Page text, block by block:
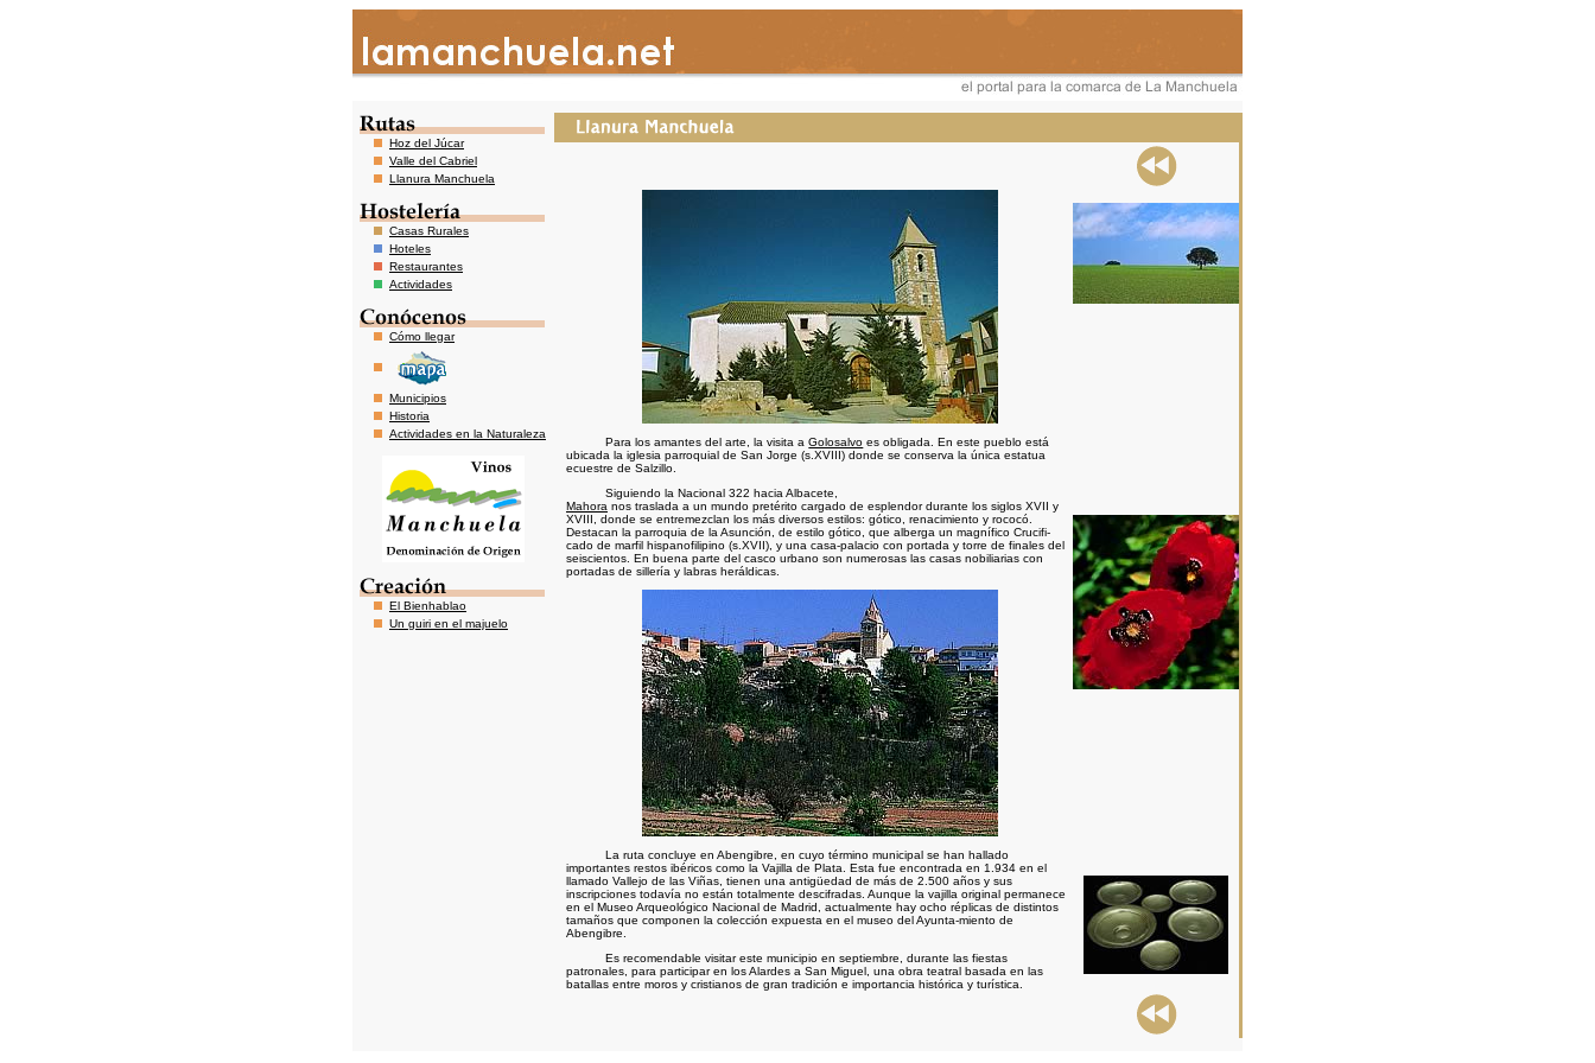
Hoz del Júcar
Valle del Cabriel
Llanura Manchuela
Casas Rurales
Hoteles
Restaurantes
Actividades
Cómo llegar
Municipios
Historia
Actividades en la Naturaleza
El Bienhablao
Un guiri en el majuelo
Para los amantes del arte, la visita aGolosalvo es obligada. En este pueblo está
ubicada la iglesia parroquial de San Jorge (s.XVIII) donde se conserva la única estatua
ecuestre de Salzillo.
Siguiendo la Nacional 322 hacia Albacete,
Mahora nos traslada a un mundo pretérito cargado de esplendor durante los siglos XVII y
XVIII, donde se entremezclan los más diversos estilos: gótico, renacimiento y rococó.
Destacan la parroquia de la Asunción, de estilo gótico, que alberga un magnífico Crucifi-
cado de marfil hispanofilipino (s.XVII), y una casa-palacio con portada y torre de finales del
seiscientos. En buena parte del casco urbano son numerosas las casas nobiliarias con
portadas de sillería y labras heráldicas.
La ruta concluye en Abengibre, en cuyo término municipal se han hallado
importantes restos ibéricos como la Vajilla de Plata. Esta fue encontrada en 1.934 en el
llamado Vallejo de las Viñas, tienen una antigüedad de más de 2.500 años y sus
inscripciones todavía no están totalmente descifradas. Aunque la vajilla original permanece
en el Museo Arqueológico Nacional de Madrid, actualmente hay ocho réplicas de distintos
tamaños que componen la colección expuesta en el museo del Ayunta-miento de
Abengibre.
Es recomendable visitar este municipio en septiembre, durante las fiestas
patronales, para participar en los Alardes a San Miguel, una obra teatral basada en las
batallas entre moros y cristianos de gran tradición e importancia histórica y turística.